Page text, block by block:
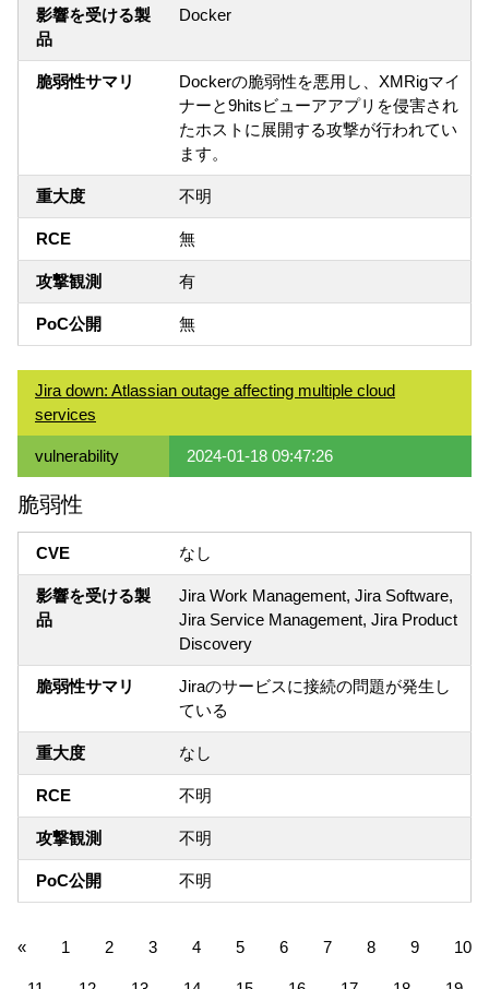
影響を受ける製
品
Docker
脆弱性サマリ
Dockerの脆弱性を悪用し、XMRigマイ
ナーと9hitsビューアアプリを侵害され
たホストに展開する攻撃が行われてい
ます。
重大度 不明
RCE 無
攻撃観測 有
PoC公開 無
Jira down: Atlassian outage affecting multiple cloud
services
vulnerability 2024-01-18 09:47:26
脆弱性
CVE なし
影響を受ける製
品
Jira Work Management, Jira Software,
Jira Service Management, Jira Product
Discovery
脆弱性サマリ
Jiraのサービスに接続の問題が発生し
ている
重大度 なし
RCE 不明
攻撃観測 不明
PoC公開 不明
« 1 2 3 4 5 6 7 8 9 10